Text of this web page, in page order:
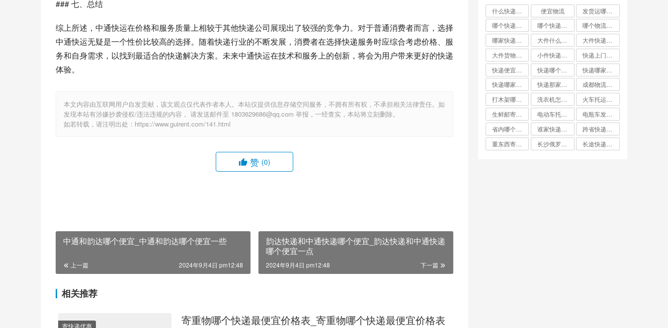
### 七、总结
综上所述，中通快运在价格和服务质量上相较于其他快递公司展现出了较强的竞争力。对于普通消费者而言，选择
中通快运无疑是一个性价比较高的选择。随着快递行业的不断发展，消费者在选择快递服务时应综合考虑价格、服
务和自身需求，以找到最适合的快递解决方案。未来中通快运在技术和服务上的创新，将会为用户带来更好的快递
体验。
本文内容由互联网用户自发贡献，该文观点仅代表作者本人。本站仅提供信息存储空间服务，不拥有所有权，不承担相关法律责任。如
发现本站有涉嫌抄袭侵权/违法违规的内容， 请发送邮件至 1803629686@qq.com 举报，一经查实，本站将立刻删除。
如若转载，请注明出处：https://www.guirent.com/141.html
赞 (0)
中通和韵达哪个便宜_中通和韵达哪个便宜一些
上一篇 2024年9月4日 pm12:48
韵达快递和中通快递哪个便宜_韵达快递和中通快递
哪个便宜一点
下一篇
2024年9月4日 pm12:48
相关推荐
寄快递优惠
寄重物哪个快递最便宜价格表_寄重物哪个快递最便宜价格表
便宜物流
哪个快递便宜
哪个快递最便宜?
哪个物流发货最便宜
快递哪家比较便宜又快
快递那家最便宜又安全
成都物流公司哪个最便宜